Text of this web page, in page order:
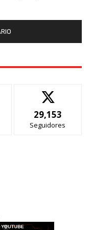
29,153
Seguidores